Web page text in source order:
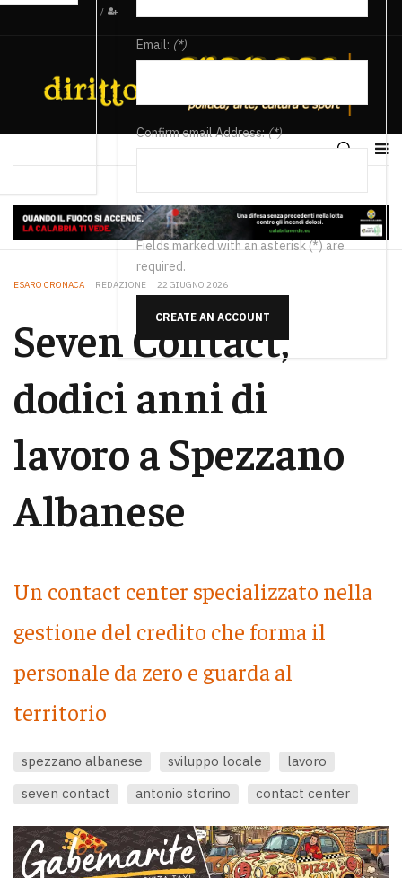
/
Email: (*)
Confirm email Address:(*)
Fields marked with an asterisk (*) are
required.
CREATE AN ACCOUNT
ESARO CRONACA REDAZIONE 22 GIUGNO 2026
Seven Contact,
dodici anni di
lavoro a Spezzano
Albanese
Un contact center specializzato nella
gestione del credito che forma il
personale da zero e guarda al
territorio
spezzano albanese sviluppo locale
lavoro
seven contact
antonio storino contact center